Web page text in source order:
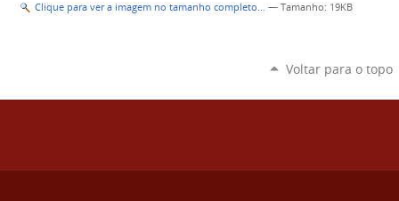
Clique para ver a imagem no tamanho completo… — Tamanho: 19KB
Voltar para o topo